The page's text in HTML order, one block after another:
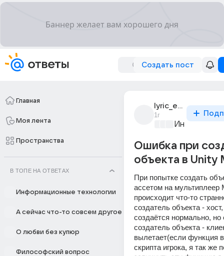
Создать пост
Главная
Моя лента
Пространства
В ТОПЕ НА ОТВЕТАХ
Информационные технологии
А сейчас что-то совсем другое
О любви без купюр
Философский вопрос
lyric_egorka
1г
Ошибка при
объекта в Unity
При попытке создать
ассетом на мультиплеер
происходит что-то
создатель объекта -
создаётся нормально, но
создатель объекта -
вылетает(если функция
скрипта игрока, я так же